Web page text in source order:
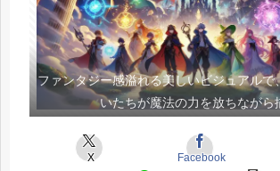
ファンタジー感溢れる美しいビジュアルで
いたちが魔法の力を放ちながら
X Facebook